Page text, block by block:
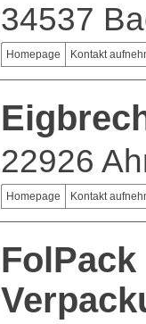
34537
Homepage Kontakt
22926
Homepage Kontakt